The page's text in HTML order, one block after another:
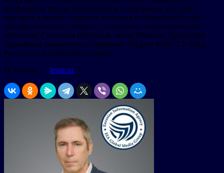
конфликтом между Врублевским и Шубиным, который
разгорелся вокруг элитного коттеджа на Николиной горе,
предприниматель говорил о возможных мошеннических
действиях Светланы Шубиной, жены Шубина. Проверкой
обращения занимались сотрудники УВД по ЮАО ГУ МВД
России по российской столице.
Источник — lenta.ru